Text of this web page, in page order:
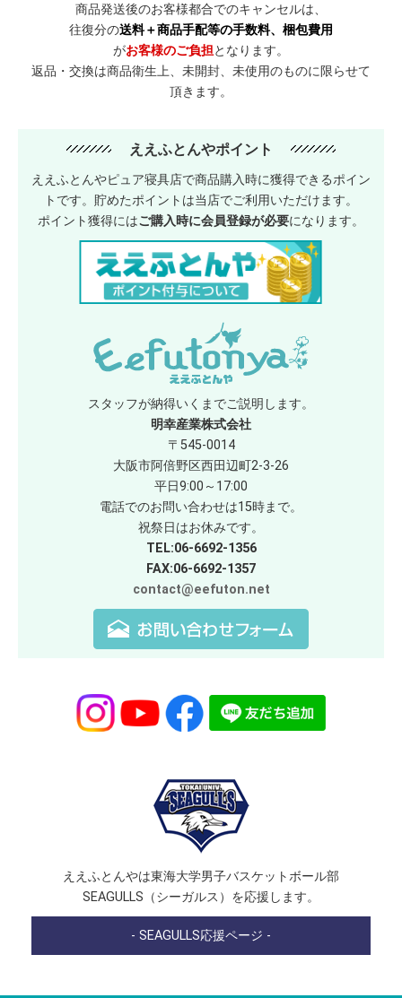
商品発送後のお客様都合でのキャンセルは、
往復分の送料＋商品手配等の手数料、梱包費用
がお客様のご負担となります。
返品・交換は商品衛生上、未開封、未使用のものに限らせて
頂きます。
ええふとんやポイント
ええふとんやピュア寝具店で商品購入時に獲得できるポイン
トです。貯めたポイントは当店でご利用いただけます。
ポイント獲得にはご購入時に会員登録が必要になります。
スタッフが納得いくまでご説明します。
明幸産業株式会社
〒545-0014
大阪市阿倍野区西田辺町2-3-26
平日9:00～17:00
電話でのお問い合わせは15時まで。
祝祭日はお休みです。
TEL:06-6692-1356
FAX:06-6692-1357
contact@eefuton.net
ええふとんやは東海大学男子バスケットボール部
SEAGULLS（シーガルス）を応援します。
- SEAGULLS応援ページ -